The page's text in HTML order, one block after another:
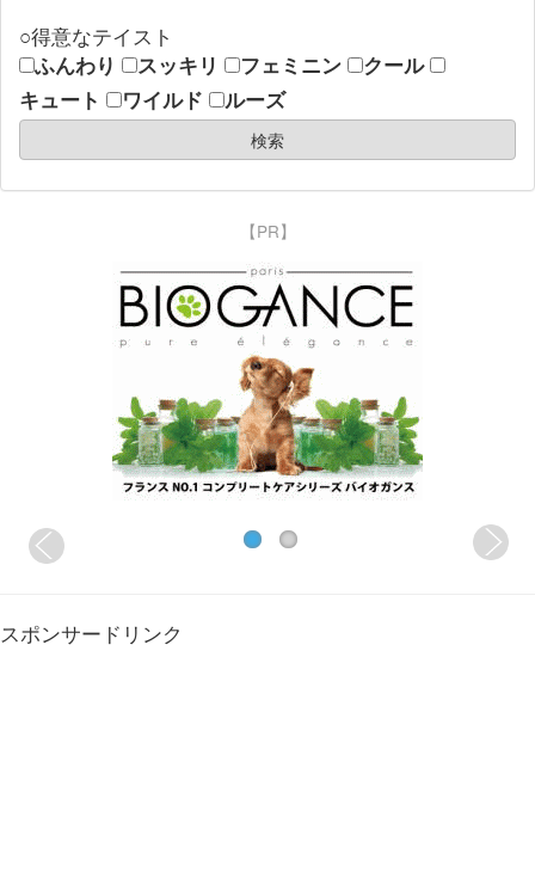
○得意なテイスト
ふんわり スッキリ フェミニン
クール
キュート
ワイルド ルーズ
【PR】
スポンサードリンク